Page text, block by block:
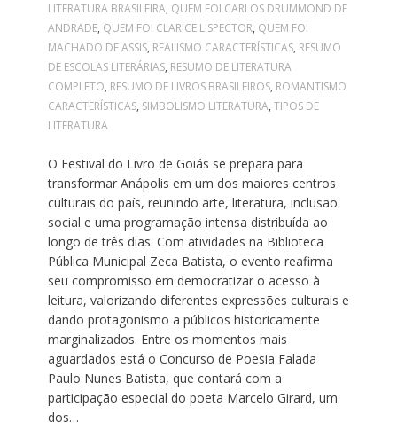
LITERATURA BRASILEIRA, QUEM FOI CARLOS DRUMMOND DE
ANDRADE, QUEM FOI CLARICE LISPECTOR, QUEM FOI
MACHADO DE ASSIS, REALISMO CARACTERÍSTICAS, RESUMO
DE ESCOLAS LITERÁRIAS, RESUMO DE LITERATURA
COMPLETO, RESUMO DE LIVROS BRASILEIROS, ROMANTISMO
CARACTERÍSTICAS, SIMBOLISMO LITERATURA, TIPOS DE
LITERATURA
O Festival do Livro de Goiás se prepara para
transformar Anápolis em um dos maiores centros
culturais do país, reunindo arte, literatura, inclusão
social e uma programação intensa distribuída ao
longo de três dias. Com atividades na Biblioteca
Pública Municipal Zeca Batista, o evento reafirma
seu compromisso em democratizar o acesso à
leitura, valorizando diferentes expressões culturais e
dando protagonismo a públicos historicamente
marginalizados. Entre os momentos mais
aguardados está o Concurso de Poesia Falada
Paulo Nunes Batista, que contará com a
participação especial do poeta Marcelo Girard, um
dos…